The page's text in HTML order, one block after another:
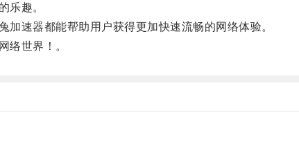
乐趣。
速器都能帮助用户获得更加快速流畅的网络体验。
世界！。